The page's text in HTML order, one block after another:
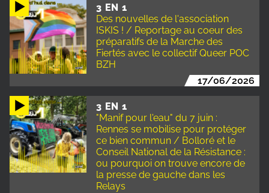
3 EN 1
Des nouvelles de l'association
ISKIS ! / Reportage au coeur des
préparatifs de la Marche des
Fiertés avec le collectif Queer POC
BZH
17/06/2026
3 EN 1
"Manif pour l'eau" du 7 juin :
Rennes se mobilise pour protéger
ce bien commun / Bolloré et le
Conseil National de la Résistance :
ou pourquoi on trouve encore de
la presse de gauche dans les
Relays